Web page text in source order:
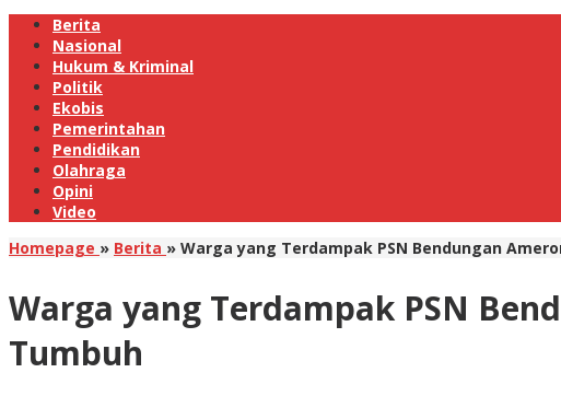
Berita
Nasional
Hukum & Kriminal
Politik
Ekobis
Pemerintahan
Pendidikan
Olahraga
Opini
Video
Homepage » Berita » Warga yang Terdampak PSN Bendungan
Warga yang Terdampak PSN
Tumbuh